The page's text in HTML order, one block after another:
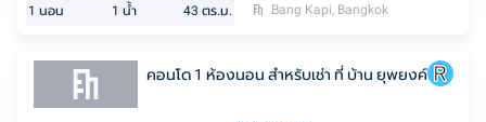
1 นอน 1 น้ำ 43 ตร.ม. Bang Kapi, Bangkok
คอนโด 1 ห้องนอน สำหรับเช่า ที่ บ้าน ยุพยงค์